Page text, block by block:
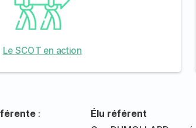
Le SCOT en action
:
Élu référent